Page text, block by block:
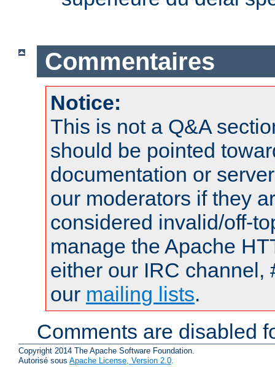
Commentaires
Notice:
This is not a Q&A
should be pointed
documentation or
our moderators if they
considered invalid/off-
manage the Apache
either our IRC channel,
our mailing lists.
Comments are disabled
Copyright 2014 The Apache Software Foundation.
Autorisé sous Apache License, Version 2.0